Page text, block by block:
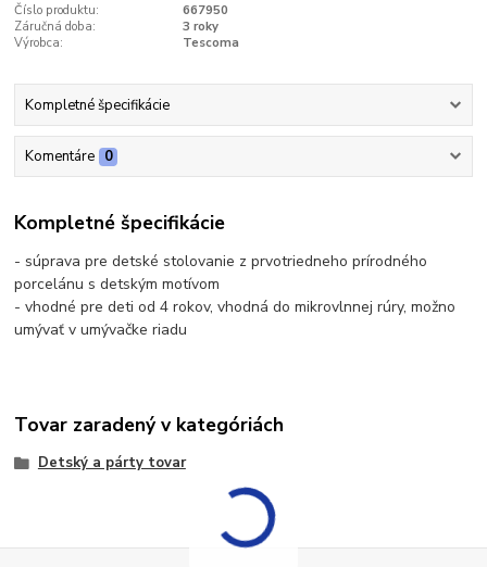
Číslo produktu:
667950
Záručná doba:
3 roky
Výrobca:
Tescoma
Kompletné špecifikácie
Komentáre 0
Kompletné špecifikácie
- súprava pre detské stolovanie z prvotriedneho prírodného
porcelánu s detským motívom
- vhodné pre deti od 4 rokov, vhodná do mikrovlnnej rúry, možno
umývať v umývačke riadu
Tovar zaradený v kategóriách
Detský a párty tovar